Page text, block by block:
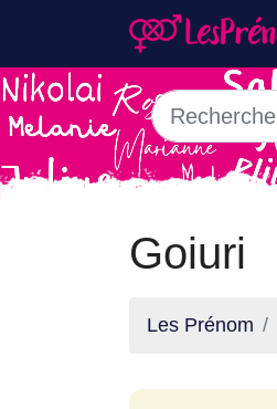
Goiuri
Les Prénom